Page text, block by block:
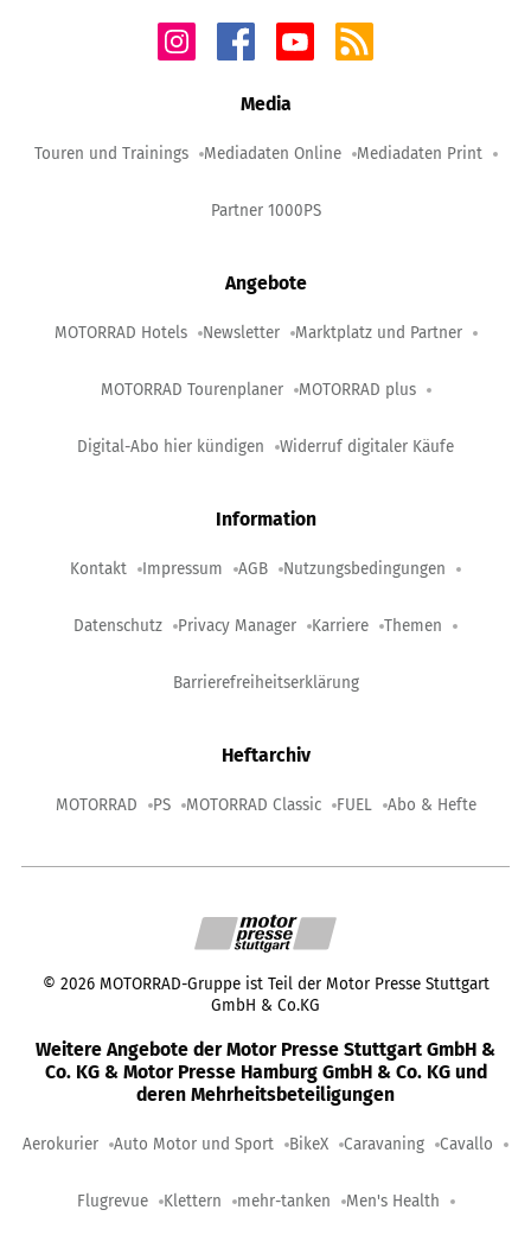
Media
Touren und Trainings Mediadaten Online Mediadaten Print
Partner 1000PS
Angebote
MOTORRAD Hotels Newsletter Marktplatz und Partner
MOTORRAD Tourenplaner MOTORRAD plus
Digital-Abo hier kündigen Widerruf digitaler Käufe
Information
Kontakt Impressum AGB Nutzungsbedingungen
Datenschutz Privacy Manager Karriere Themen
Barrierefreiheitserklärung
Heftarchiv
MOTORRAD PS MOTORRAD Classic FUEL Abo & Hefte
© 2026 MOTORRAD-Gruppe ist Teil der Motor Presse Stuttgart
GmbH & Co.KG
Weitere Angebote der Motor Presse Stuttgart GmbH &
Co. KG & Motor Presse Hamburg GmbH & Co. KG und
deren Mehrheitsbeteiligungen
Aerokurier Auto Motor und Sport BikeX Caravaning Cavallo
Flugrevue Klettern mehr-tanken Men's Health